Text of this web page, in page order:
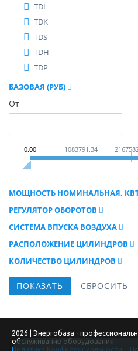
TDL
TDK
TDS
TDH
TDP
БАЗОВАЯ (РУБ)
От
0.00 1083791.34
МОЩНОСТЬ НОМИНАЛЬНАЯ,
РЕГУЛЯТОР ОБОРОТОВ
СИСТЕМА ВПУСКА ВОЗДУХА
РАСПОЛОЖЕНИЕ ЦИЛИНДРОВ
КОЛИЧЕСТВО ЦИЛИНДРОВ
2026 | Энергобаза -
обслуживание оборудования.
Политика Конфиденциальности